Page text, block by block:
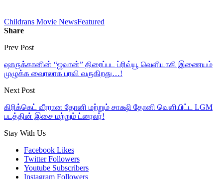
Childrans Movie NewsFeatured
Share
Prev Post
ஷாருக்கானின் “ஜவான்” திரைப்பட ப்ரிவ்யூ வெளியாகி இணையம்
முழுக்க வைரலாக பரவி வருகிறது…!
Next Post
கிரிக்கெட் வீரரான தோனி மற்றும் சாக்ஷி தோனி வெளியிட்ட LGM
படத்தின் இசை மற்றும் ட்ரைலர்!
Stay With Us
Facebook Likes
Twitter Followers
Youtube Subscribers
Instagram Followers